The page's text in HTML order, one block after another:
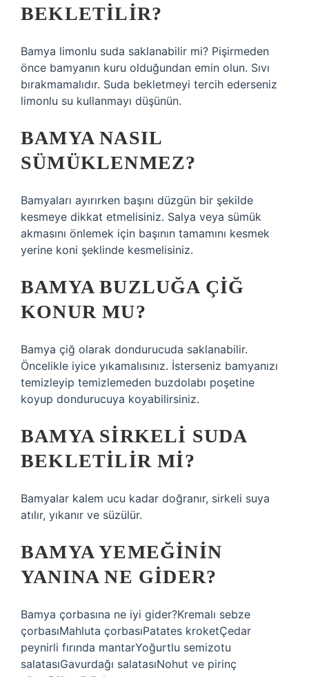
BEKLETILIR?
Bamya limonlu suda saklanabilir mi? Pişirmeden
önce bamyanın kuru olduğundan emin olun. Sıvı
bırakmamalıdır. Suda bekletmeyi tercih ederseniz
limonlu su kullanmayı düşünün.
BAMYA NASIL
SÜMÜKLENMEZ?
Bamyaları ayırırken başını düzgün bir şekilde
kesmeye dikkat etmelisiniz. Salya veya sümük
akmasını önlemek için başının tamamını kesmek
yerine koni şeklinde kesmelisiniz.
BAMYA BUZLUĞA ÇIĞ
KONUR MU?
Bamya çiğ olarak dondurucuda saklanabilir.
Öncelikle iyice yıkamalısınız. İsterseniz bamyanızı
temizleyip temizlemeden buzdolabı poşetine
koyup dondurucuya koyabilirsiniz.
BAMYA SIRKELI SUDA
BEKLETILIR MI?
Bamyalar kalem ucu kadar doğranır, sirkeli suya
atılır, yıkanır ve süzülür.
BAMYA YEMEĞININ
YANINA NE GIDER?
Bamya çorbasına ne iyi gider?Kremalı sebze
çorbasıMahluta çorbasıPatates kroketÇedar
peynirli fırında mantarYoğurtlu semizotu
salatasıGavurdağı salatasıNohut ve pirinç